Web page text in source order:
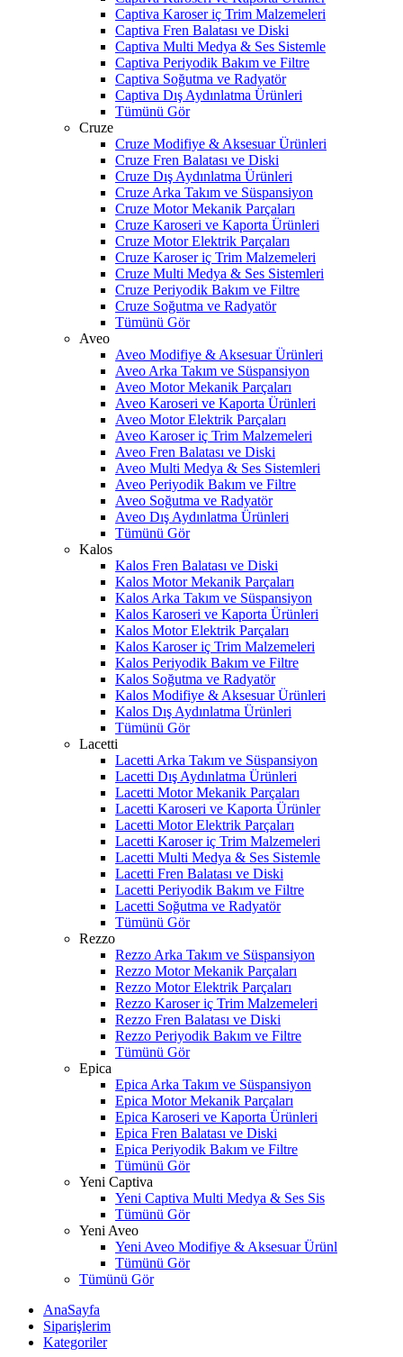
Captiva Karoser iç Trim Malzemeleri
Captiva Fren Balatası ve Diski
Captiva Multi Medya & Ses Sistemle
Captiva Periyodik Bakım ve Filtre
Captiva Soğutma ve Radyatör
Captiva Dış Aydınlatma Ürünleri
Tümünü Gör
Cruze
Cruze Modifiye & Aksesuar Ürünleri
Cruze Fren Balatası ve Diski
Cruze Dış Aydınlatma Ürünleri
Cruze Arka Takım ve Süspansiyon
Cruze Motor Mekanik Parçaları
Cruze Karoseri ve Kaporta Ürünleri
Cruze Motor Elektrik Parçaları
Cruze Karoser iç Trim Malzemeleri
Cruze Multi Medya & Ses Sistemleri
Cruze Periyodik Bakım ve Filtre
Cruze Soğutma ve Radyatör
Tümünü Gör
Aveo
Aveo Modifiye & Aksesuar Ürünleri
Aveo Arka Takım ve Süspansiyon
Aveo Motor Mekanik Parçaları
Aveo Karoseri ve Kaporta Ürünleri
Aveo Motor Elektrik Parçaları
Aveo Karoser iç Trim Malzemeleri
Aveo Fren Balatası ve Diski
Aveo Multi Medya & Ses Sistemleri
Aveo Periyodik Bakım ve Filtre
Aveo Soğutma ve Radyatör
Aveo Dış Aydınlatma Ürünleri
Tümünü Gör
Kalos
Kalos Fren Balatası ve Diski
Kalos Motor Mekanik Parçaları
Kalos Arka Takım ve Süspansiyon
Kalos Karoseri ve Kaporta Ürünleri
Kalos Motor Elektrik Parçaları
Kalos Karoser iç Trim Malzemeleri
Kalos Periyodik Bakım ve Filtre
Kalos Soğutma ve Radyatör
Kalos Modifiye & Aksesuar Ürünleri
Kalos Dış Aydınlatma Ürünleri
Tümünü Gör
Lacetti
Lacetti Arka Takım ve Süspansiyon
Lacetti Dış Aydınlatma Ürünleri
Lacetti Motor Mekanik Parçaları
Lacetti Karoseri ve Kaporta Ürünler
Lacetti Motor Elektrik Parçaları
Lacetti Karoser iç Trim Malzemeleri
Lacetti Multi Medya & Ses Sistemle
Lacetti Fren Balatası ve Diski
Lacetti Periyodik Bakım ve Filtre
Lacetti Soğutma ve Radyatör
Tümünü Gör
Rezzo
Rezzo Arka Takım ve Süspansiyon
Rezzo Motor Mekanik Parçaları
Rezzo Motor Elektrik Parçaları
Rezzo Karoser iç Trim Malzemeleri
Rezzo Fren Balatası ve Diski
Rezzo Periyodik Bakım ve Filtre
Tümünü Gör
Epica
Epica Arka Takım ve Süspansiyon
Epica Motor Mekanik Parçaları
Epica Karoseri ve Kaporta Ürünleri
Epica Fren Balatası ve Diski
Epica Periyodik Bakım ve Filtre
Tümünü Gör
Yeni Captiva
Yeni Captiva Multi Medya & Ses Sis
Tümünü Gör
Yeni Aveo
Yeni Aveo Modifiye & Aksesuar Ürünl
Tümünü Gör
Tümünü Gör
AnaSayfa
Siparişlerim
Kategoriler